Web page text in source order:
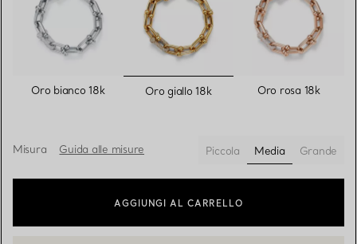
Oro bianco 18k selezionato/i
Oro giallo 18k Oro rosa 18k
Misura Guida alle misure Piccola
Media
selezionato/i
Grande
AGGIUNGI AL CARRELLO